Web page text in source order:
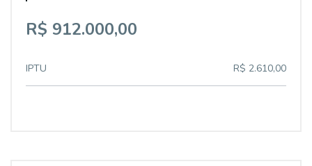
R$ 912.000,00
IPTU R$ 2.610,00